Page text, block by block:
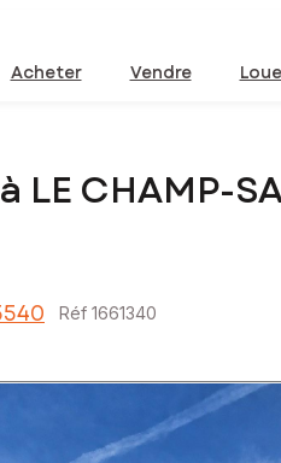
Acheter Vendre
CHAMP-
Réf 1661340